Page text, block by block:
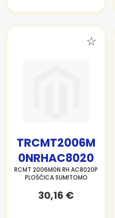
TRCMT2006M
0NRHAC8020
RCMT 2006M0N RH AC8020P
PLOŠČICA SUMITOMO
30,16 €